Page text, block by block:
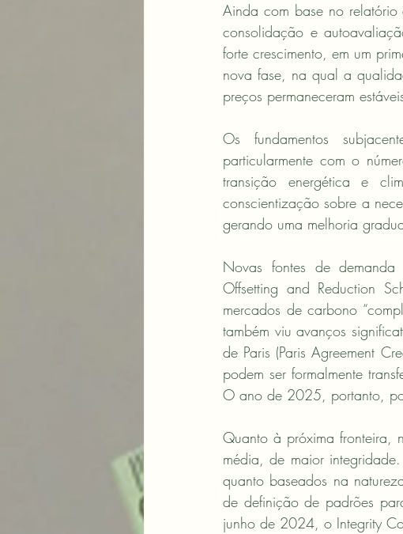
Ainda com base no
consolidação e
forte crescimento, em um
nova fase, na qual a
preços permaneceram
Os fundamentos
particularmente com o
transição energética e
conscientização sobre a
gerando uma melhoria
Novas fontes de
Offsetting and Reduction
mercados de carbono
também viu avanços
de Paris (Paris Agreement
podem ser formalmente
O ano de 2025, portanto,
Quanto à próxima fronteira,
média, de maior
quanto baseados na
de definição de padrões
junho de 2024, o Integrity